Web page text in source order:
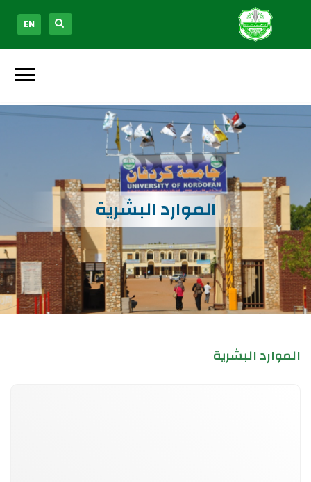
EN
الموارد البشرية
الموارد البشرية